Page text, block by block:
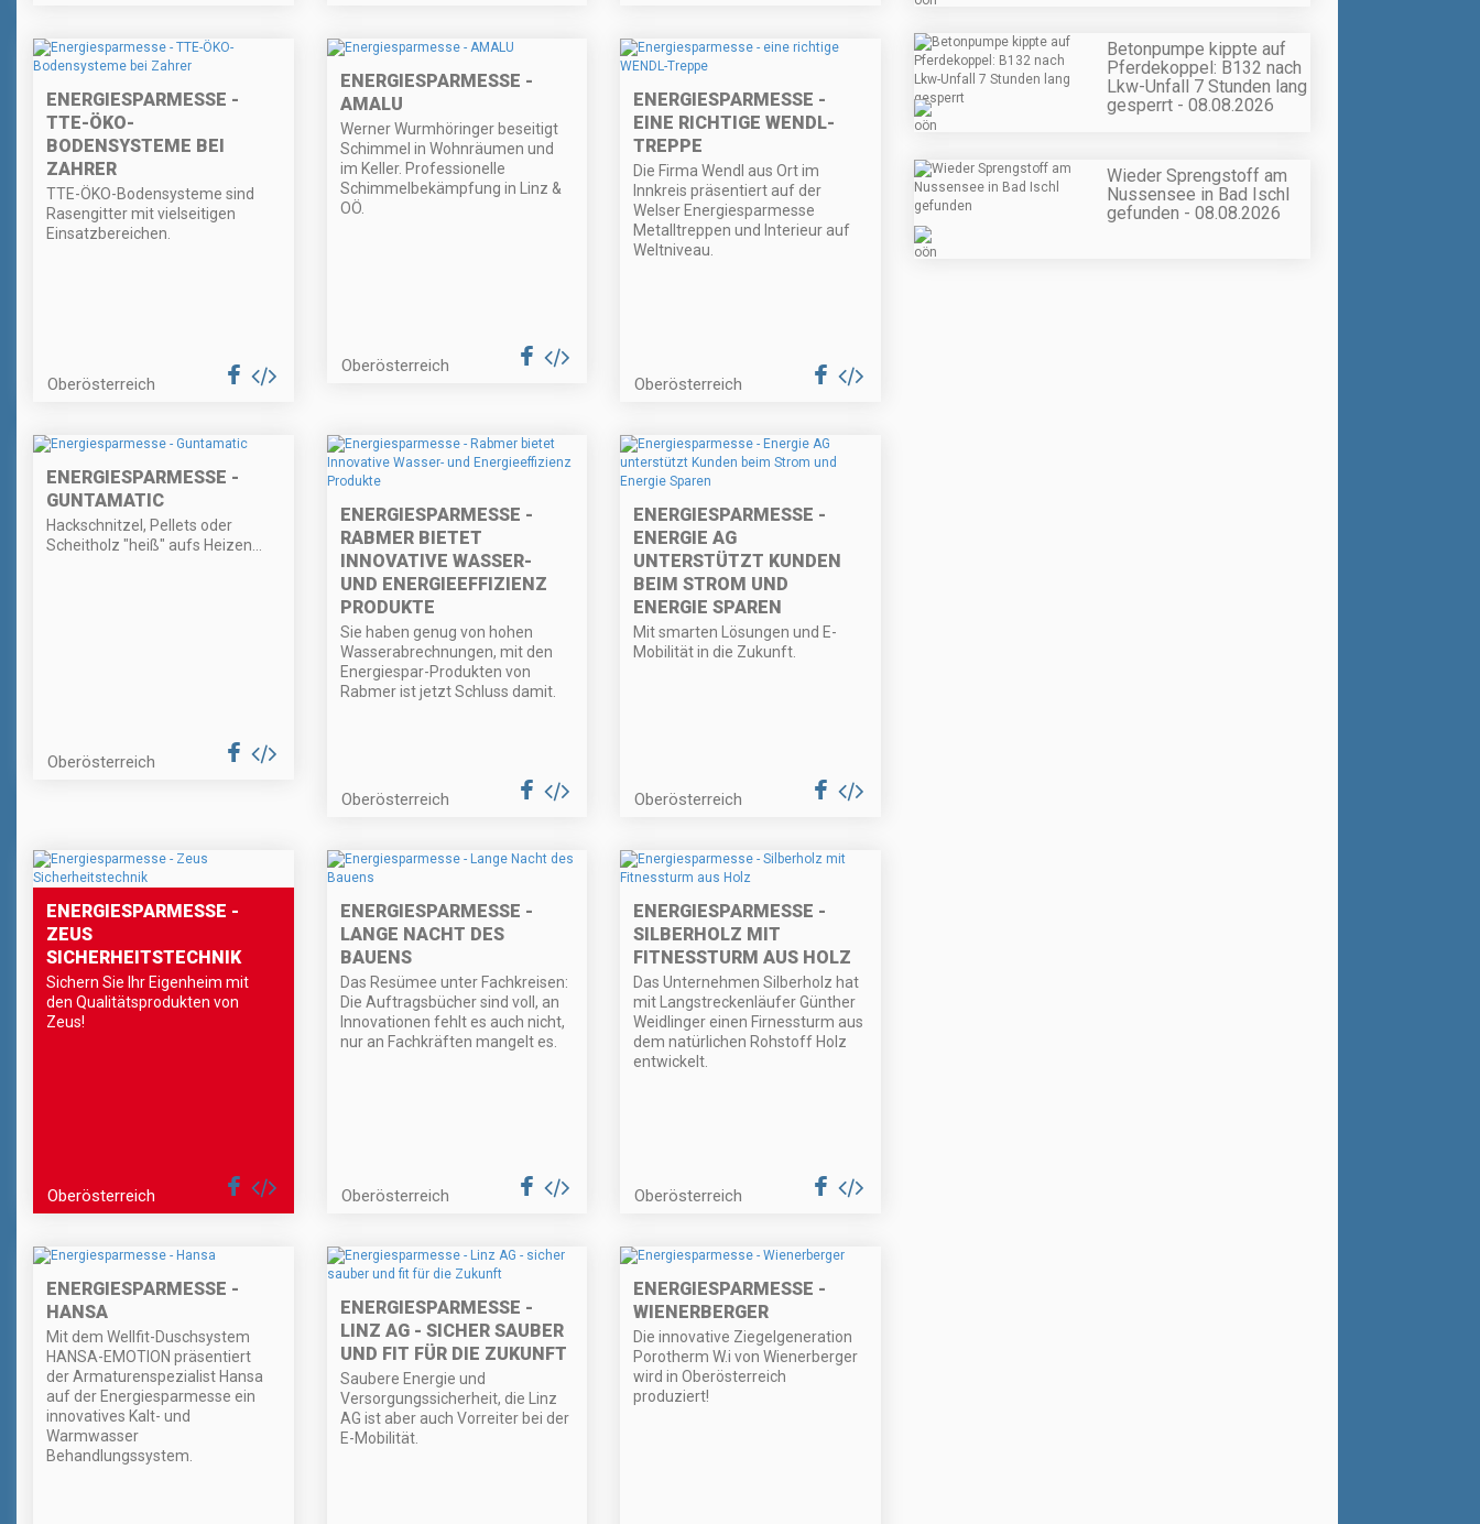
ENERGIESPARMESSE -
TTE-ÖKO-
BODENSYSTEME BEI
ZAHRER
TTE-ÖKO-Bodensysteme sind
Rasengitter mit vielseitigen
Einsatzbereichen.
Oberösterreich
ENERGIESPARMESSE -
AMALU
Werner Wurmhöringer beseitigt
Schimmel in Wohnräumen und
im Keller. Professionelle
Schimmelbekämpfung in Linz &
OÖ.
Oberösterreich
ENERGIESPARMESSE -
EINE RICHTIGE WENDL-
TREPPE
Die Firma Wendl aus Ort im
Innkreis präsentiert auf der
Welser Energiesparmesse
Metalltreppen und Interieur auf
Weltniveau.
Oberösterreich
ENERGIESPARMESSE -
GUNTAMATIC
Hackschnitzel, Pellets oder
Scheitholz "heiß" aufs Heizen...
Oberösterreich
ENERGIESPARMESSE -
RABMER BIETET
INNOVATIVE WASSER-
UND ENERGIEEFFIZIENZ
PRODUKTE
Sie haben genug von hohen
Wasserabrechnungen, mit den
Energiespar-Produkten von
Rabmer ist jetzt Schluss damit.
Oberösterreich
ENERGIESPARMESSE -
ENERGIE AG
UNTERSTÜTZT KUNDEN
BEIM STROM UND
ENERGIE SPAREN
Mit smarten Lösungen und E-
Mobilität in die Zukunft.
Oberösterreich
ENERGIESPARMESSE -
ZEUS
SICHERHEITSTECHNIK
Sichern Sie Ihr Eigenheim mit
den Qualitätsprodukten von
Zeus!
Oberösterreich
ENERGIESPARMESSE -
LANGE NACHT DES
BAUENS
Das Resümee unter Fachkreisen:
Die Auftragsbücher sind voll, an
Innovationen fehlt es auch nicht,
nur an Fachkräften mangelt es.
Oberösterreich
ENERGIESPARMESSE -
SILBERHOLZ MIT
FITNESSTURM AUS HOLZ
Das Unternehmen Silberholz hat
mit Langstreckenläufer Günther
Weidlinger einen Firnessturm aus
dem natürlichen Rohstoff Holz
entwickelt.
Oberösterreich
ENERGIESPARMESSE -
HANSA
Mit dem Wellfit-Duschsystem
HANSA-EMOTION präsentiert
der Armaturenspezialist Hansa
auf der Energiesparmesse ein
innovatives Kalt- und
Warmwasser
Behandlungssystem.
ENERGIESPARMESSE -
LINZ AG - SICHER SAUBER
UND FIT FÜR DIE ZUKUNFT
Saubere Energie und
Versorgungssicherheit, die Linz
AG ist aber auch Vorreiter bei der
E-Mobilität.
ENERGIESPARMESSE -
WIENERBERGER
Die innovative Ziegelgeneration
Porotherm W.i von Wienerberger
wird in Oberösterreich
produziert!
Betonpumpe kippte auf
Pferdekoppel: B132 nach
Lkw-Unfall 7 Stunden lang
gesperrt - 08.08.2026
Wieder Sprengstoff am
Nussensee in Bad Ischl
gefunden - 08.08.2026